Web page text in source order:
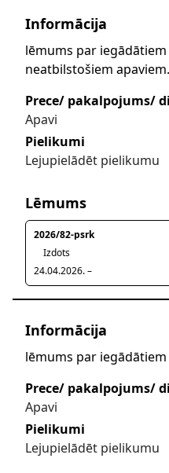
Informācija
lēmums par
neatbilstošiem apaviem.
Prece/ pakalpojums/
Apavi
Pielikumi
Lejupielādēt pielikumu
Lēmums
2026/82-psrk
Izdots
24.04.2026. –
Informācija
lēmums par iegādātiem
Prece/ pakalpojums/
Apavi
Pielikumi
Lejupielādēt pielikumu